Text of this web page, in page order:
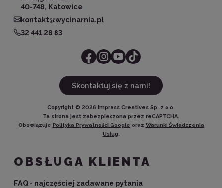
40-748, Katowice
kontakt@wycinarnia.pl
32 441 28 83
Skontaktuj się z nami!
Copyright © 2026 Impress Creatives Sp. z o.o.
Ta strona jest zabezpieczona przez reCAPTCHA.
Obowiązuje Polityka Prywatności Google oraz Warunki Świadczenia
Usług.
OBSŁUGA KLIENTA
FAQ - najczęściej zadawane pytania